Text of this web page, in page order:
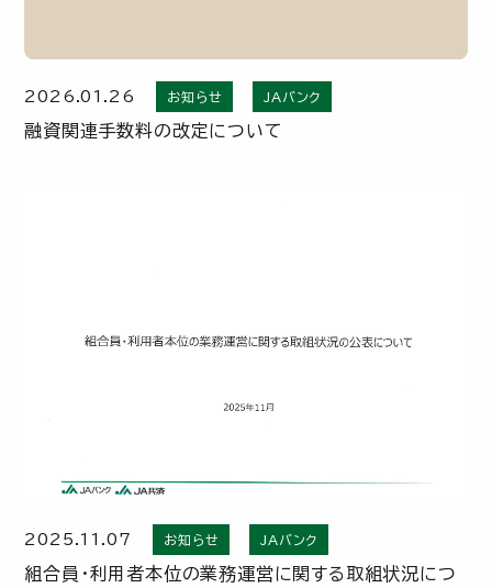
2026.01.26 お知らせ JAバンク
融資関連手数料の改定について
2025.11.07 お知らせ JAバンク
組合員・利用者本位の業務運営に関する取組状況につ